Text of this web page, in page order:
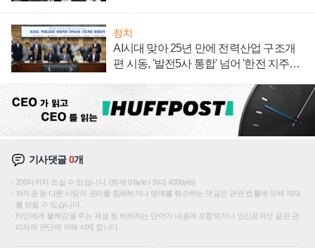
정치
AI시대 맞아 25년 만에 전력산업 구조개
편 시동, '발전5사 통합' 넘어 '한전 지주사'
기사댓글0개
200자까지 쓰실 수 있습니다. (현재 0 byte / 최대 400byte)
저작권 등 다른 사람의 권리를 침해하거나 명예를 훼손하는 댓글은 관련 법률에 의해 제재
를 받을 수 있습니다.
타인에게 불쾌감을 주는 욕설 등 비하하는 단어가 내용에 포함되거나 인신공격성 글은 관
리자의 판단에 의해 삭제 합니다.